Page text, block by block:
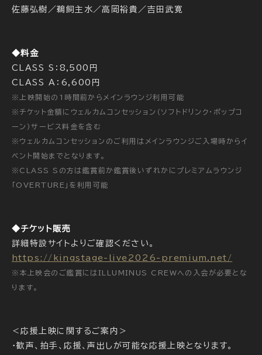
佐藤弘樹／鵜飼主水／高岡裕貴／吉田武寛
◆料金
CLASS S：8,500円
CLASS A：6,600円
※上映開始の1時間前からメインラウンジ利用可能
※チケット金額にウェルカムコンセッション（ソフトドリンク・ポップコ
ーン）サービス料金を含む
※ウェルカムコンセッションのご利用はメインラウンジご入場時からイ
ベント開始までとなります。
※CLASS Sの方は鑑賞前か鑑賞後いずれかにプレミアムラウンジ
「OVERTURE」を利用可能
◆チケット販売
詳細特設サイトよりご確認ください。
https://kingstage-live2026-premium.net/
※本上映会のご鑑賞にはILLUMINUS CREWへの入会が必要とな
ります。
＜応援上映に関するご案内＞
・歓声、拍手、応援、声出しが可能な応援上映となります。